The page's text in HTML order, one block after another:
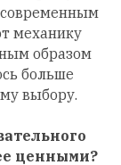
механику
образом
больше
выбору.
ценными?